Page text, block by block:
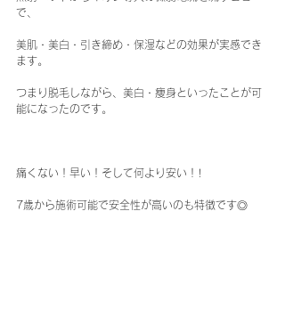
で、
美肌・美白・引き締め・保湿などの効果が実感でき
ます。
つまり脱毛しながら、美白・痩身といったことが可
能になったのです。
痛くない！早い！そして何より安い！!
7歳から施術可能で安全性が高いのも特徴です◎